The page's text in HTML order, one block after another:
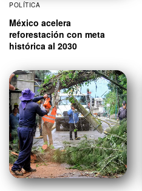
POLÍTICA
México acelera
reforestación con meta
histórica al 2030